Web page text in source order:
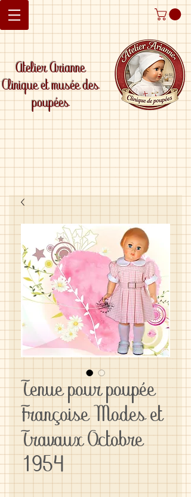
Atelier Arianne
Clinique et musée des
poupées
Tenue pour poupée
Françoise Modes et
Travaux Octobre
1954